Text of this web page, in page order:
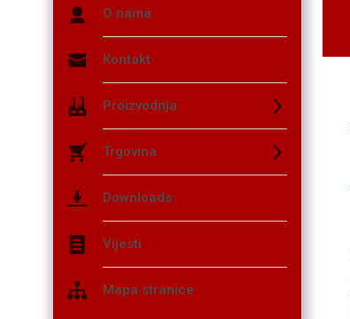
O nama
Kontakt
Proizvodnja
Trgovina
Downloads
Vijesti
Mapa stranice